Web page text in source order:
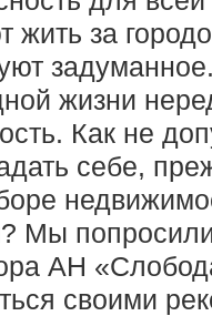
жить за
жизни
Как не
себе,
Мы попросили
АН
своими